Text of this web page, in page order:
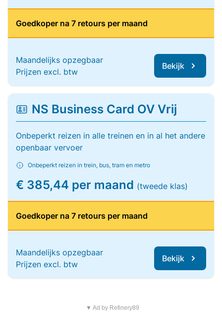
Goedkoper na 7 retours per maand
Maandelijks opzegbaar
Prijzen excl. btw
Bekijk
NS Business Card OV Vrij
Onbeperkt reizen in alle treinen en in al het andere
openbaar vervoer
Onbeperkt reizen in trein, bus, tram en metro
€ 385,44 per maand (tweede klas)
Goedkoper na 7 retours per maand
Maandelijks opzegbaar
Prijzen excl. btw
Bekijk
▼ Ad by Refinery89